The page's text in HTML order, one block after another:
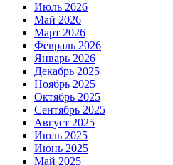
Июль 2026
Май 2026
Март 2026
Февраль 2026
Январь 2026
Декабрь 2025
Ноябрь 2025
Октябрь 2025
Сентябрь 2025
Август 2025
Июль 2025
Июнь 2025
Май 2025